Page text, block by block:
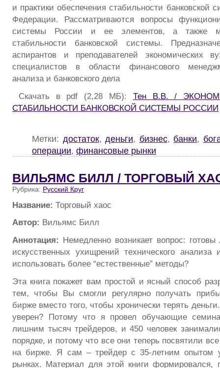
и практики обеспечения стабильности банковской
Федерации. Рассматриваются вопросы
системы России и ее элементов, а также
стабильности банковской системы.
аспирантов и преподавателей экономических
специалистов в области финансового
анализа и банковского дела
Скачать в pdf (2,28 МБ): Тен В.В. /
СТАБИЛЬНОСТИ БАНКОВСКОЙ СИСТЕМЫ РОССИИ
Метки: достаток, деньги, бизнес, банки,
операции, финансовые рынки
ВИЛЬЯМС БИЛЛ / ТОРГОВЫЙ
Рубрика: Русский Круг
Название: Торговый хаос
Автор: Вильямс Билл
Аннотация: Немедленно возникает вопрос:
искусственных ухищрений технического анализа
использовать более “естественные” методы?
Эта книга покажет вам простой и ясный способ
тем, чтобы Вы смогли регулярно получать
бирже вместо того, чтобы хронически терять
уверен? Потому что я провел обучающие
лишним тысяч трейдеров, и 450 человек
порядке, и потому что все они теперь посвятили
на бирже. Я сам – трейдер с 35-летним опытом
рынках. Материал для этой книги формировался,